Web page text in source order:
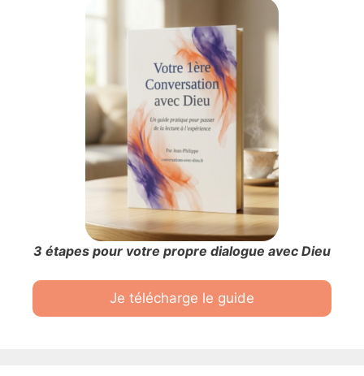
3 étapes pour votre propre dialogue avec Dieu
Je télécharge le guide